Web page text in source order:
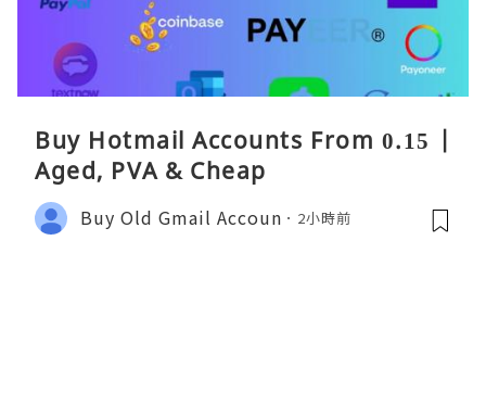
Buy Hotmail Accounts From 0.15 |
Aged, PVA & Cheap
Buy Old Gmail Accoun 2小時前